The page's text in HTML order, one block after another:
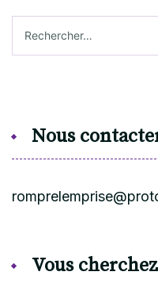
Nous
Vous